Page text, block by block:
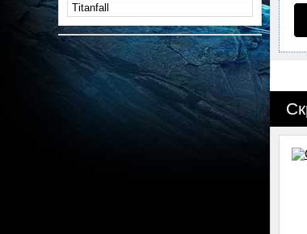
Titanfall